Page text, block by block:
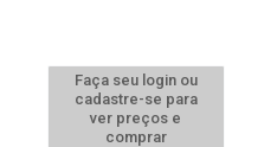
Faça seu login ou
cadastre-se para
ver preços e
comprar